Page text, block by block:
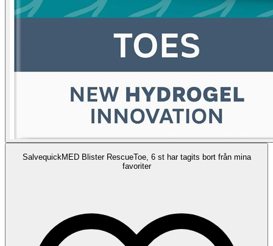
SalvequickMED Blister RescueToe, 6 st har tagits bort från mina
favoriter